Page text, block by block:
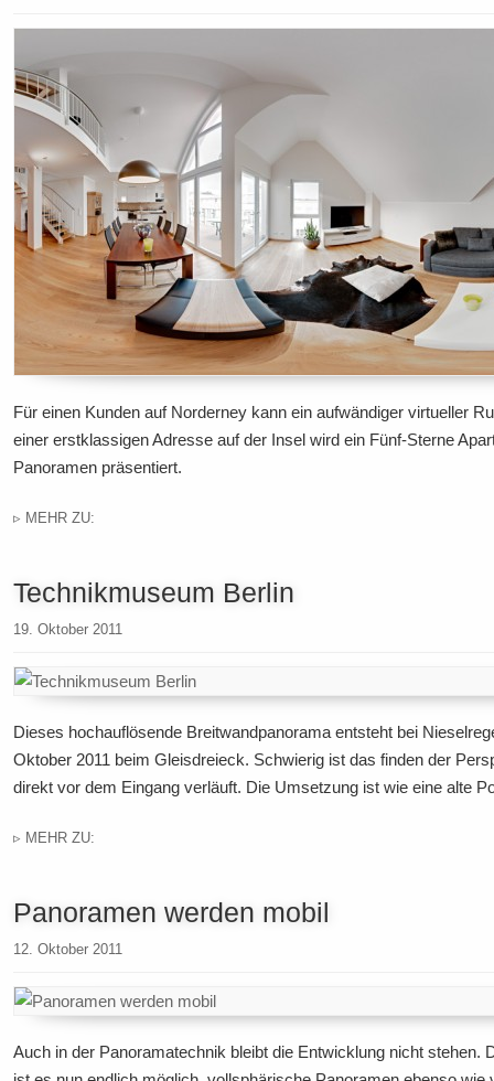
Für einen Kunden auf Norderney kann ein aufwändiger virtueller
einer erstklassigen Adresse auf der Insel wird ein Fünf-Sterne
Panoramen präsentiert.
▹ MEHR ZU:
Technikmuseum Berlin
19. Oktober 2011
Dieses hochauflösende Breitwandpanorama entsteht bei
Oktober 2011 beim Gleisdreieck. Schwierig ist das finden der
direkt vor dem Eingang verläuft. Die Umsetzung ist wie eine alte
▹ MEHR ZU:
Panoramen werden mobil
12. Oktober 2011
Auch in der Panoramatechnik bleibt die Entwicklung nicht stehen.